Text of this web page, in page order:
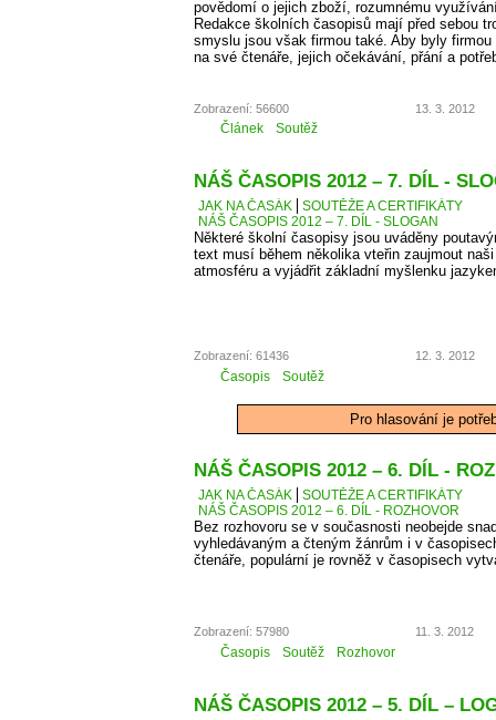
povědomí o jejich zboží, rozumnému
Redakce školních časopisů mají před sebou
smyslu jsou však firmou také. Aby byly
na své čtenáře, jejich očekávání, přání a
Zobrazení: 56600 13. 3. 2012
Článek Soutěž
NÁŠ ČASOPIS 2012 – 7. DÍL -
JAK NA ČASÁK
SOUTĚŽE A CERTIFIKÁTY
NÁŠ ČASOPIS 2012 – 7. DÍL - SLOGAN
Některé školní časopisy jsou uváděny
text musí během několika vteřin zaujmout
atmosféru a vyjádřit základní myšlenku
Zobrazení: 61436 12. 3. 2012
Časopis Soutěž
Pro hlasování je
NÁŠ ČASOPIS 2012 – 6. DÍL -
JAK NA ČASÁK
SOUTĚŽE A CERTIFIKÁTY
NÁŠ ČASOPIS 2012 – 6. DÍL - ROZHOVOR
Bez rozhovoru se v současnosti neobejde
vyhledávaným a čteným žánrům i v
čtenáře, populární je rovněž v časopisech
Zobrazení: 57980 11. 3. 2012
Časopis Soutěž Rozhovor
NÁŠ ČASOPIS 2012 – 5. DÍL –